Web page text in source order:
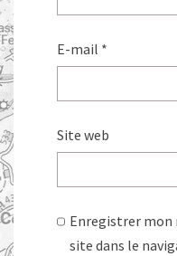
E-mail *
Site web
Enregistrer
site dans le